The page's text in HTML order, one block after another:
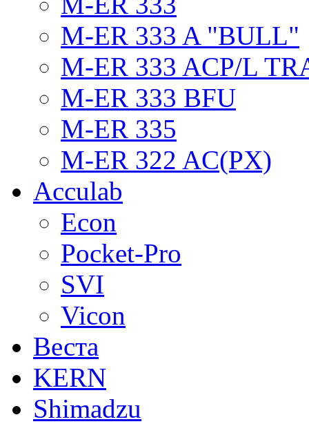
M-ER 333 A "BULL"
M-ER 333 ACP/L
M-ER 333 BFU
M-ER 335
M-ER 322 AC(PX)
Acculab
Econ
Pocket-Pro
SVI
Vicon
Веста
KERN
Shimadzu